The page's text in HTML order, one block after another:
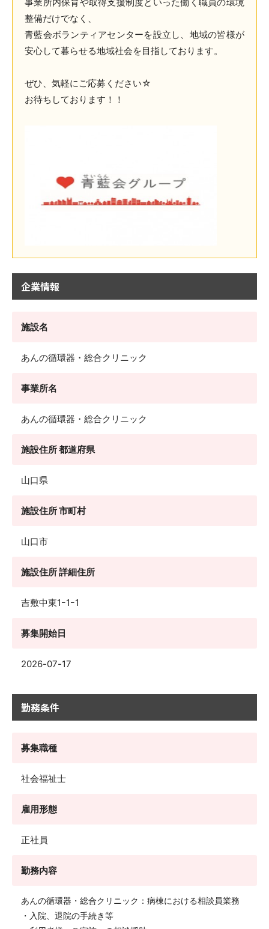
整備だけでなく、
青藍会ボランティアセンターを設立し、地域の皆様が
安心して暮らせる地域社会を目指しております。
ぜひ、気軽にご応募ください☆
お待ちしております！！
企業情報
施設名
あんの循環器・総合クリニック
事業所名
あんの循環器・総合クリニック
施設住所 都道府県
山口県
施設住所 市町村
山口市
施設住所 詳細住所
吉敷中東1ｰ1ｰ1
募集開始日
2026-07-17
勤務条件
募集職種
社会福祉士
雇用形態
正社員
勤務内容
あんの循環器・総合クリニック：病棟における相談員業務
・入院、退院の手続き等